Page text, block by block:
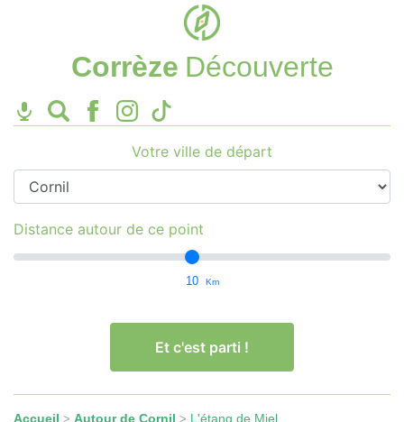
Corrèze Découverte
Votre ville de départ
Distance autour de ce point
10 Km
Et c'est parti !
Accueil > Autour de Cornil > L'étang de Miel